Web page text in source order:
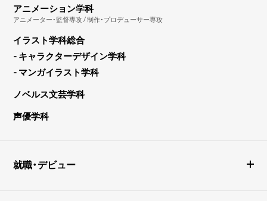
アニメーション学科
アニメーター・監督専攻 / 制作・プロデューサー専攻
イラスト学科総合
- キャラクターデザイン学科
- マンガイラスト学科
ノベルス文芸学科
声優学科
就職・デビュー